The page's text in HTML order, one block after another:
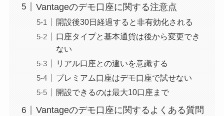
Vantageのデモ口座に関する注意点
開設後30日経過すると非有効化される
口座タイプと基本通貨は後から変更でき
ない
リアル口座との違いを意識する
プレミアム口座はデモ口座で試せない
開設できるのは最大10口座まで
Vantageのデモ口座に関するよくある質問